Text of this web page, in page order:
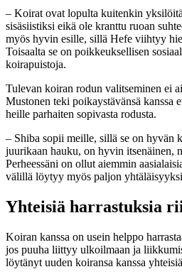
– Koirat ovat lopulta kuitenkin
sisäsiistiksi eikä ole kranttu ruoan
myös hyvin esille, sillä Hefe viihtyy
Toisaalta se on poikkeuksellisen
koirapuistoja.
Tulevan koiran rodun valitseminen ei
Mustonen teki poikaystävänsä kanssa
heille parhaiten sopivasta rodusta.
– Shiba sopii meille, sillä se on hyvän
juurikaan hauku, on hyvin itsenäinen,
Perheessäni on ollut aiemmin
välillä löytyy myös paljon
Yhteisiä harrastuksia
Koiran kanssa on usein helppo
jos puuha liittyy ulkoilmaan ja
löytänyt uuden koiransa kanssa